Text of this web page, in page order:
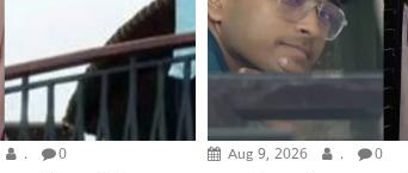
. 0 Aug 9, 2026 . 0